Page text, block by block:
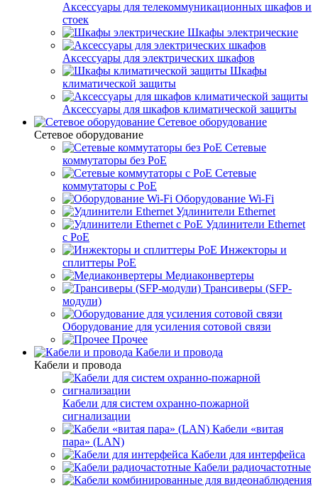
Аксессуары для телекоммуникационных шкафов и
стоек
Шкафы электрические
Аксессуары для электрических шкафов
Шкафы
климатической защиты
Аксессуары для шкафов климатической защиты
Сетевое оборудование
Сетевое оборудование
Сетевые
коммутаторы без PoE
Сетевые
коммутаторы с PoE
Оборудование Wi-Fi
Удлинители Ethernet
Удлинители Ethernet
с PoE
Инжекторы и
сплиттеры PoE
Медиаконвертеры
Трансиверы (SFP-
модули)
Оборудование для усиления сотовой связи
Прочее
Кабели и провода
Кабели и провода
Кабели для систем охранно-пожарной
сигнализации
Кабели «витая
пара» (LAN)
Кабели для интерфейса
Кабели радиочастотные